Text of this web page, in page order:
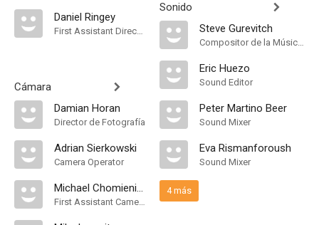
Daniel Ringey
First Assistant Director
Cámara
Damian Horan
Director de Fotografía
Adrian Sierkowski
Camera Operator
Michael Chomieniec
First Assistant Camera
Sonido
Steve Gurevitch
Compositor de la Música Original
Eric Huezo
Sound Editor
Peter Martino Beer
Sound Mixer
Eva Rismanforoush
Sound Mixer
4 más